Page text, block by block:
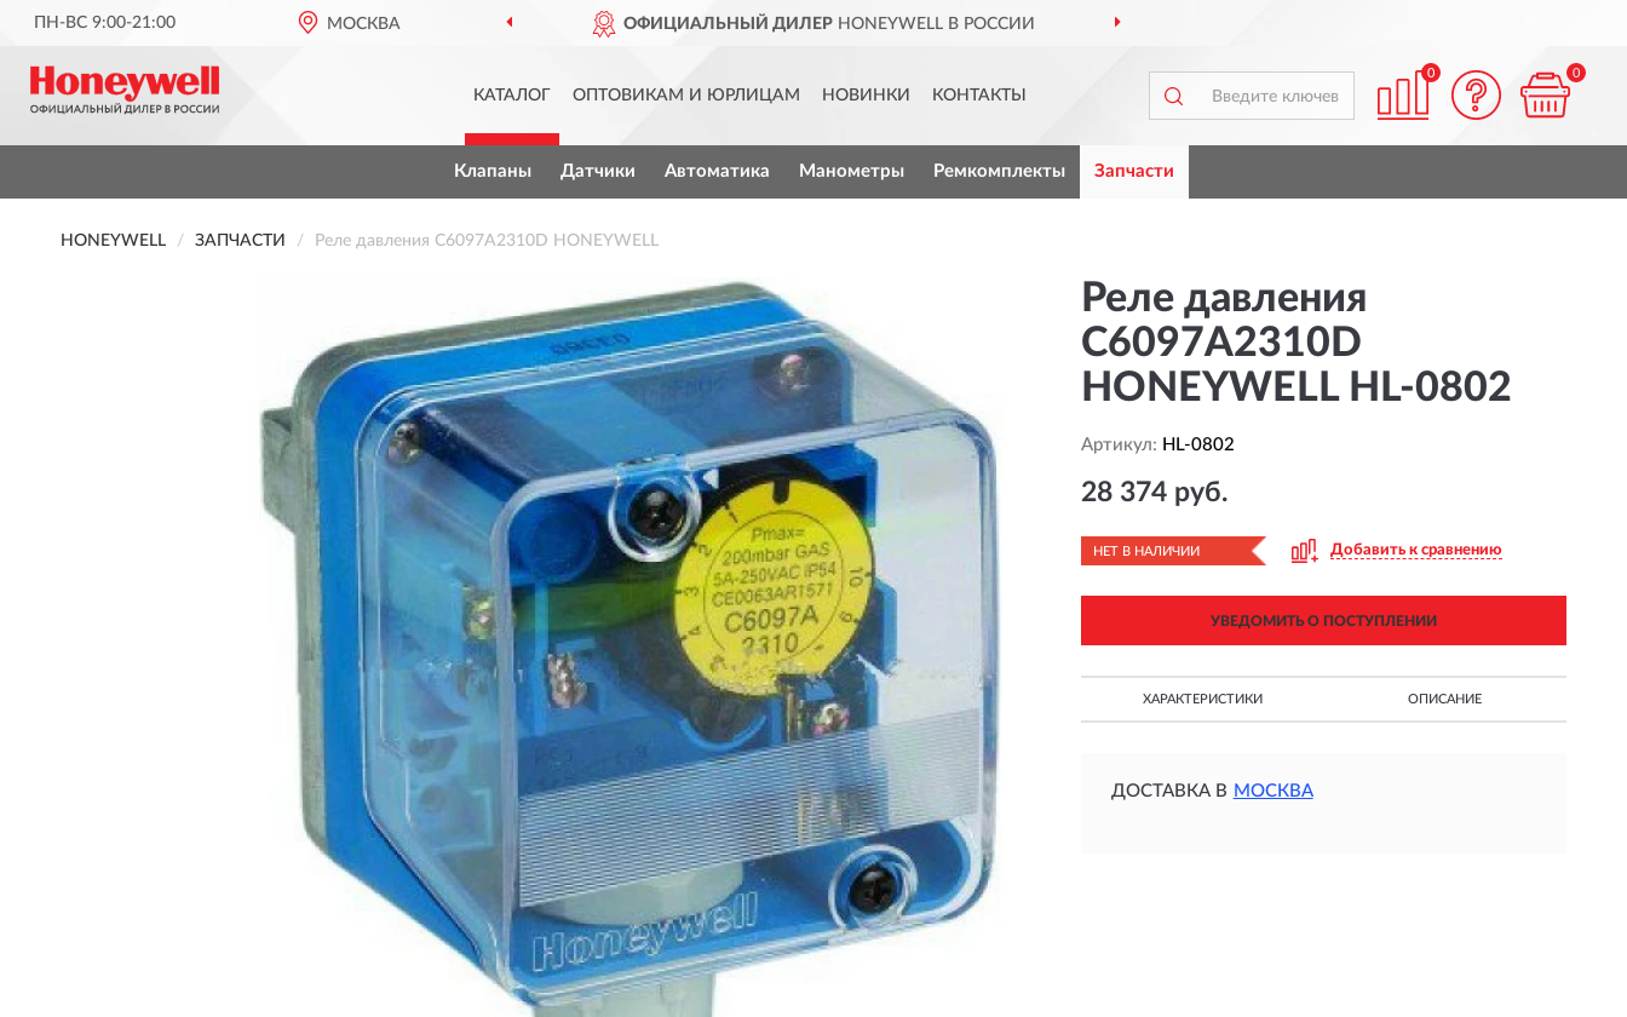
ПН-ВС 9:00-21:00 МОСКВА ОФИЦИАЛЬНЫЙ ДИЛЕРHONEYWELL В РОССИИ
КАТАЛОГ ОПТОВИКАМ И ЮРЛИЦАМ НОВИНКИ КОНТАКТЫ
0 0
Клапаны Датчики Автоматика Манометры Ремкомплекты Запчасти
HONEYWELL ЗАПЧАСТИ Реле давления C6097А2310D HONEYWELL
Реле давления
C6097А2310D
HONEYWELL HL-0802
Артикул: HL-0802
28 374 руб.
НЕТ В НАЛИЧИИ Добавить к сравнению
УВЕДОМИТЬ О ПОСТУПЛЕНИИ
ХАРАКТЕРИСТИКИ ОПИСАНИЕ
ДОСТАВКА В МОСКВА